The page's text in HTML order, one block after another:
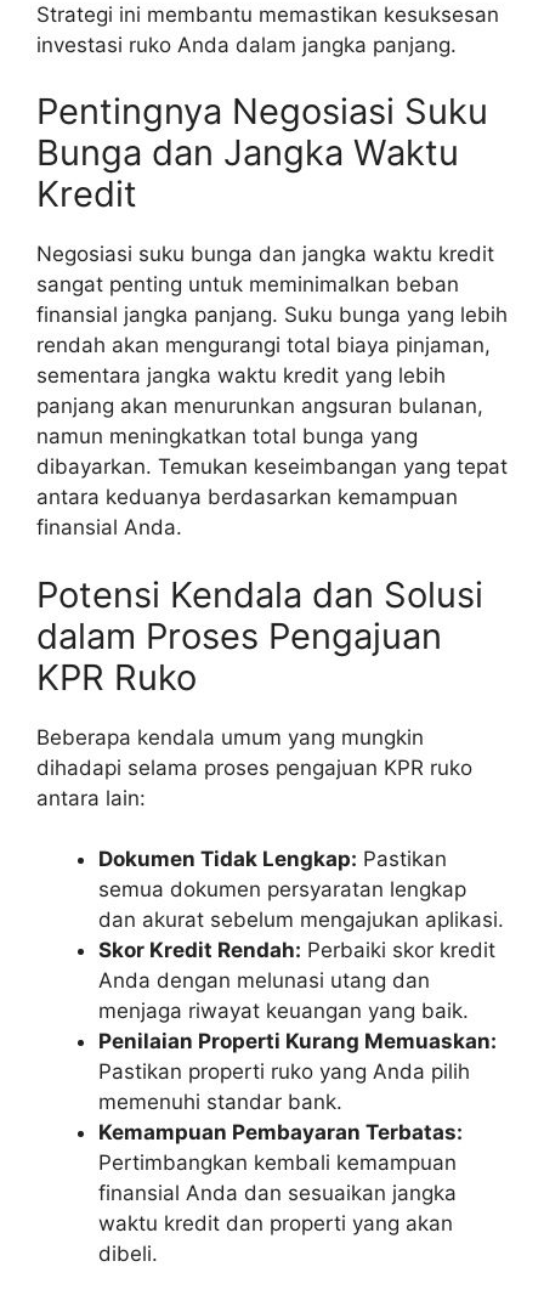
Strategi ini membantu memastikan kesuksesan
investasi ruko Anda dalam jangka panjang.
Pentingnya Negosiasi Suku
Bunga dan Jangka Waktu
Kredit
Negosiasi suku bunga dan jangka waktu kredit
sangat penting untuk meminimalkan beban
finansial jangka panjang. Suku bunga yang lebih
rendah akan mengurangi total biaya pinjaman,
sementara jangka waktu kredit yang lebih
panjang akan menurunkan angsuran bulanan,
namun meningkatkan total bunga yang
dibayarkan. Temukan keseimbangan yang tepat
antara keduanya berdasarkan kemampuan
finansial Anda.
Potensi Kendala dan Solusi
dalam Proses Pengajuan
KPR Ruko
Beberapa kendala umum yang mungkin
dihadapi selama proses pengajuan KPR ruko
antara lain:
Dokumen Tidak Lengkap: Pastikan
semua dokumen persyaratan lengkap
dan akurat sebelum mengajukan aplikasi.
Skor Kredit Rendah: Perbaiki skor kredit
Anda dengan melunasi utang dan
menjaga riwayat keuangan yang baik.
Penilaian Properti Kurang Memuaskan:
Pastikan properti ruko yang Anda pilih
memenuhi standar bank.
Kemampuan Pembayaran Terbatas:
Pertimbangkan kembali kemampuan
finansial Anda dan sesuaikan jangka
waktu kredit dan properti yang akan
dibeli.